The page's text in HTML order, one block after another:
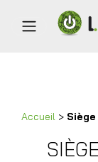
Accueil >